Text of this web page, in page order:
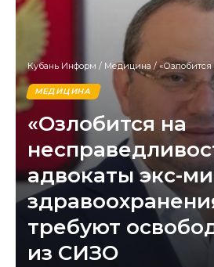
Кубань Информ / Медицина /«Озлобится на несправедливость»:
МЕДИЦИНА
«Озлобится на
адвокаты экс-
требуют
из СИЗО